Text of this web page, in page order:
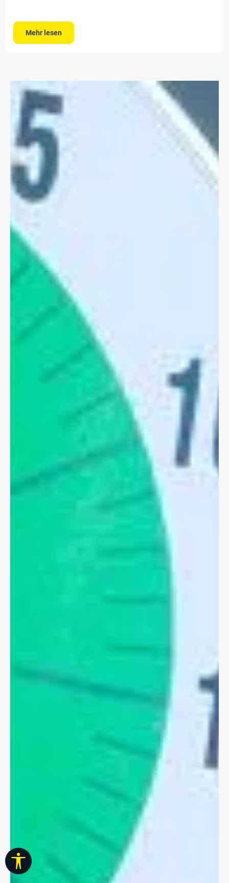
Werkzeugleiste anzeigen